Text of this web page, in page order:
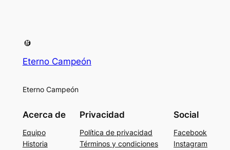
Eterno Campeón
Eterno Campeón
Acerca de
Equipo
Historia
Privacidad
Política de privacidad
Términos y condiciones
Social
Facebook
Instagram